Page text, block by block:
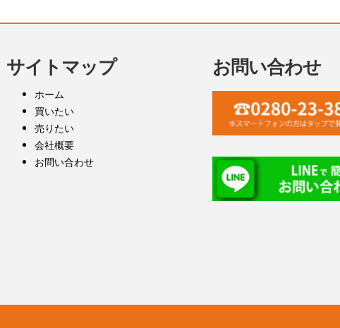
サイトマップ
ホーム
買いたい
売りたい
会社概要
お問い合わせ
お問い合わせ